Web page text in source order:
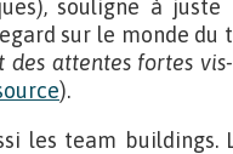
souligne à
sur le monde du
des attentes fortes
).
les team buildings.